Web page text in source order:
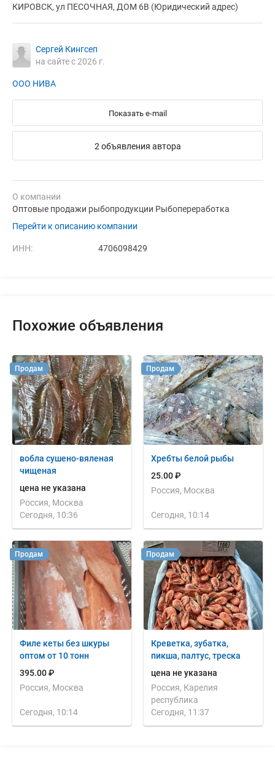
КИРОВСК, ул ПЕСОЧНАЯ, ДОМ 6В (Юридический адрес)
Сергей Кингсеп
на сайте с 2026 г.
ООО НИВА
Показать e-mail
2 объявления автора
О компании
Оптовые продажи рыбопродукции Рыбопереработка
Перейти к описанию компании
ИНН: 4706098429
Похожие объявления
вобла сушено-вяленая
чищеная
цена не указана
Россия, Москва
Сегодня, 10:36
Продам
Хребты белой рыбы
25.00 ₽
Россия, Москва
Сегодня, 10:14
Продам
Филе кеты без шкуры
оптом от 10 тонн
395.00 ₽
Россия, Москва
Сегодня, 10:14
Продам
Креветка, зубатка,
пикша, палтус, треска
цена не указана
Россия, Карелия
республика
Сегодня, 11:37
Продам